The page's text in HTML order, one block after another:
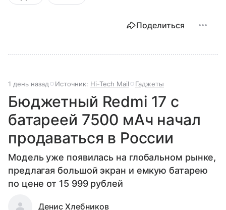
Поделиться
1 день назад Источник: Hi-Tech Mail Гаджеты
Бюджетный Redmi 17 с
батареей 7500 мАч начал
продаваться в России
Модель уже появилась на глобальном рынке,
предлагая большой экран и емкую батарею
по цене от 15 999 рублей
Денис Хлебников